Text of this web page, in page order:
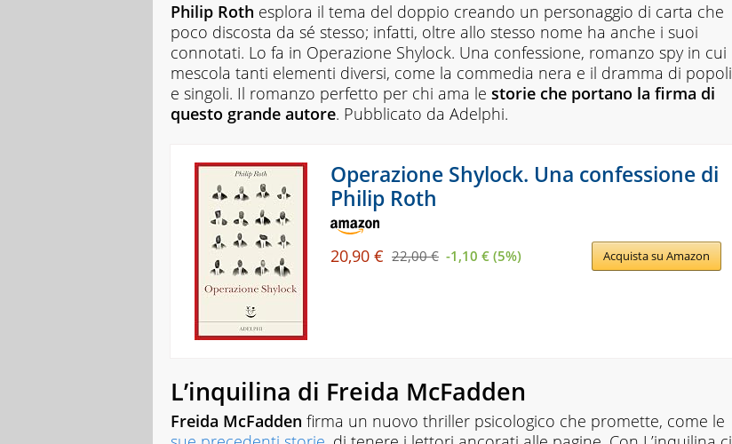
un
lavoro.
Curiosa
e
con
tanti
interessi
perdersi
e
ritrovarsi
nelle
storie.
Vive
felice
con
il
marito,
due
un
cane.
Philip Roth esplora il tema del doppio creando un personaggio di carta che
poco discosta da sé stesso; infatti, oltre allo stesso nome ha anche i suoi
connotati. Lo fa in Operazione Shylock. Una confessione, romanzo spy in cui
mescola tanti elementi diversi, come la commedia nera e il dramma di popoli
e singoli. Il romanzo perfetto per chi ama le storie che portano la firma di
questo grande autore. Pubblicato da Adelphi.
Operazione Shylock. Una confessione di
Philip Roth
20,90 € 22,00 € -1,10 € (5%) Acquista su Amazon
L’inquilina di Freida McFadden
Freida McFadden firma un nuovo thriller psicologico che promette, come le